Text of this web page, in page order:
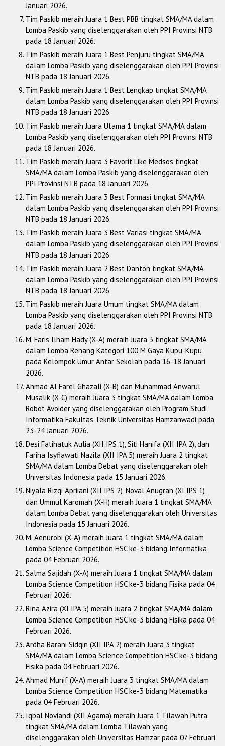
Januari 2026.
Tim Paskib meraih Juara 1 Best PBB tingkat SMA/MA dalam
Lomba Paskib yang diselenggarakan oleh PPI Provinsi NTB
pada 18 Januari 2026.
Tim Paskib meraih Juara 1 Best Penjuru tingkat SMA/MA
dalam Lomba Paskib yang diselenggarakan oleh PPI Provinsi
NTB pada 18 Januari 2026.
Tim Paskib meraih Juara 1 Best Lengkap tingkat SMA/MA
dalam Lomba Paskib yang diselenggarakan oleh PPI Provinsi
NTB pada 18 Januari 2026.
Tim Paskib meraih Juara Utama 1 tingkat SMA/MA dalam
Lomba Paskib yang diselenggarakan oleh PPI Provinsi NTB
pada 18 Januari 2026.
Tim Paskib meraih Juara 3 Favorit Like Medsos tingkat
SMA/MA dalam Lomba Paskib yang diselenggarakan oleh
PPI Provinsi NTB pada 18 Januari 2026.
Tim Paskib meraih Juara 3 Best Formasi tingkat SMA/MA
dalam Lomba Paskib yang diselenggarakan oleh PPI Provinsi
NTB pada 18 Januari 2026.
Tim Paskib meraih Juara 3 Best Variasi tingkat SMA/MA
dalam Lomba Paskib yang diselenggarakan oleh PPI Provinsi
NTB pada 18 Januari 2026.
Tim Paskib meraih Juara 2 Best Danton tingkat SMA/MA
dalam Lomba Paskib yang diselenggarakan oleh PPI Provinsi
NTB pada 18 Januari 2026.
Tim Paskib meraih Juara Umum tingkat SMA/MA dalam
Lomba Paskib yang diselenggarakan oleh PPI Provinsi NTB
pada 18 Januari 2026.
M. Faris Ilham Hady (X-A) meraih Juara 3 tingkat SMA/MA
dalam Lomba Renang Kategori 100 M Gaya Kupu-Kupu
pada Kelompok Umur Antar Sekolah pada 16-18 Januari
2026.
Ahmad Al Farel Ghazali (X-B) dan Muhammad Anwarul
Musalik (X-C) meraih Juara 3 tingkat SMA/MA dalam Lomba
Robot Avoider yang diselenggarakan oleh Program Studi
Informatika Fakultas Teknik Universitas Hamzanwadi pada
23-24 Januari 2026.
Desi Fatihatuk Aulia (XII IPS 1), Siti Hanifa (XII IPA 2), dan
Fariha Isyfiawati Nazila (XII IPA 5) meraih Juara 2 tingkat
SMA/MA dalam Lomba Debat yang diselenggarakan oleh
Universitas Indonesia pada 15 Januari 2026.
Niyala Rizqi Apriiani (XII IPS 2), Noval Anugrah (XI IPS 1),
dan Ummul Karomah (X-H) meraih Juara 1 tingkat SMA/MA
dalam Lomba Debat yang diselenggarakan oleh Universitas
Indonesia pada 15 Januari 2026.
M. Aenurobi (X-A) meraih Juara 1 tingkat SMA/MA dalam
Lomba Science Competition HSC ke-3 bidang Informatika
pada 04 Februari 2026.
Salma Sajidah (X-A) meraih Juara 1 tingkat SMA/MA dalam
Lomba Science Competition HSC ke-3 bidang Fisika pada 04
Februari 2026.
Rina Azira (XI IPA 5) meraih Juara 2 tingkat SMA/MA dalam
Lomba Science Competition HSC ke-3 bidang Fisika pada 04
Februari 2026.
Ardha Barani Sidqin (XII IPA 2) meraih Juara 3 tingkat
SMA/MA dalam Lomba Science Competition HSC ke-3 bidang
Fisika pada 04 Februari 2026.
Ahmad Munif (X-A) meraih Juara 3 tingkat SMA/MA dalam
Lomba Science Competition HSC ke-3 bidang Matematika
pada 04 Februari 2026.
Iqbal Noviandi (XII Agama) meraih Juara 1 Tilawah Putra
tingkat SMA/MA dalam Lomba Tilawah yang
diselenggarakan oleh Universitas Hamzar pada 07 Februari